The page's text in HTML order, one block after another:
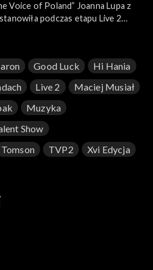
Voice of Poland” Joanna Lupa z
podczas etapu Live 2
To utwór brytyjskiego duetu
wersję przeboju zaprezentowała
TVP2.
Good Luck
Hi Hania
Live 2
Maciej Musiał
Muzyka
Show
Tomson TVP2 Xvi Edycja